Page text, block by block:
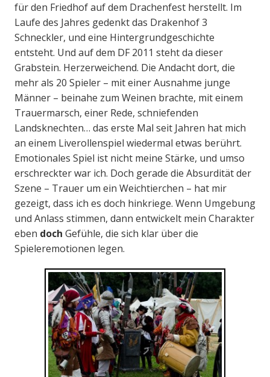
für den Friedhof auf dem Drachenfest herstellt. Im
Laufe des Jahres gedenkt das Drakenhof 3
Schneckler, und eine Hintergrundgeschichte
entsteht. Und auf dem DF 2011 steht da dieser
Grabstein. Herzerweichend. Die Andacht dort, die
mehr als 20 Spieler – mit einer Ausnahme junge
Männer – beinahe zum Weinen brachte, mit einem
Trauermarsch, einer Rede, schniefenden
Landsknechten… das erste Mal seit Jahren hat mich
an einem Liverollenspiel wiedermal etwas berührt.
Emotionales Spiel ist nicht meine Stärke, und umso
erschreckter war ich. Doch gerade die Absurdität der
Szene – Trauer um ein Weichtierchen – hat mir
gezeigt, dass ich es doch hinkriege. Wenn Umgebung
und Anlass stimmen, dann entwickelt mein Charakter
eben doch Gefühle, die sich klar über die
Spieleremotionen legen.